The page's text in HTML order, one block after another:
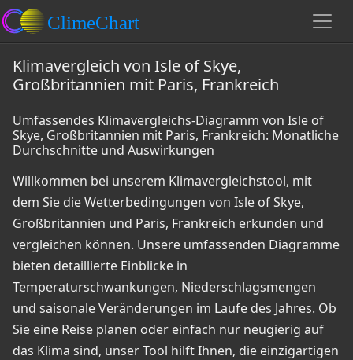
Klimavergleich von Isle of Skye,
Großbritannien mit Paris, Frankreich
Umfassendes Klimavergleichs-Diagramm von Isle of
Skye, Großbritannien mit Paris, Frankreich: Monatliche
Durchschnitte und Auswirkungen
Willkommen bei unserem Klimavergleichstool, mit
dem Sie die Wetterbedingungen von Isle of Skye,
Großbritannien und Paris, Frankreich erkunden und
vergleichen können. Unsere umfassenden Diagramme
bieten detaillierte Einblicke in
Temperaturschwankungen, Niederschlagsmengen
und saisonale Veränderungen im Laufe des Jahres. Ob
Sie eine Reise planen oder einfach nur neugierig auf
das Klima sind, unser Tool hilft Ihnen, die einzigartigen